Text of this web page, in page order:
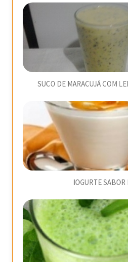
SUCO DE MARACUJÁ COM
IOGURTE